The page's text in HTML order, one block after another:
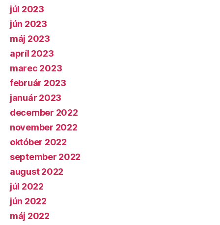
júl 2023
jún 2023
máj 2023
apríl 2023
marec 2023
február 2023
január 2023
december 2022
november 2022
október 2022
september 2022
august 2022
júl 2022
jún 2022
máj 2022